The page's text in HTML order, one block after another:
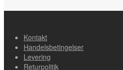
Kontakt
Handelsbetingelser
Levering
Returpolitik